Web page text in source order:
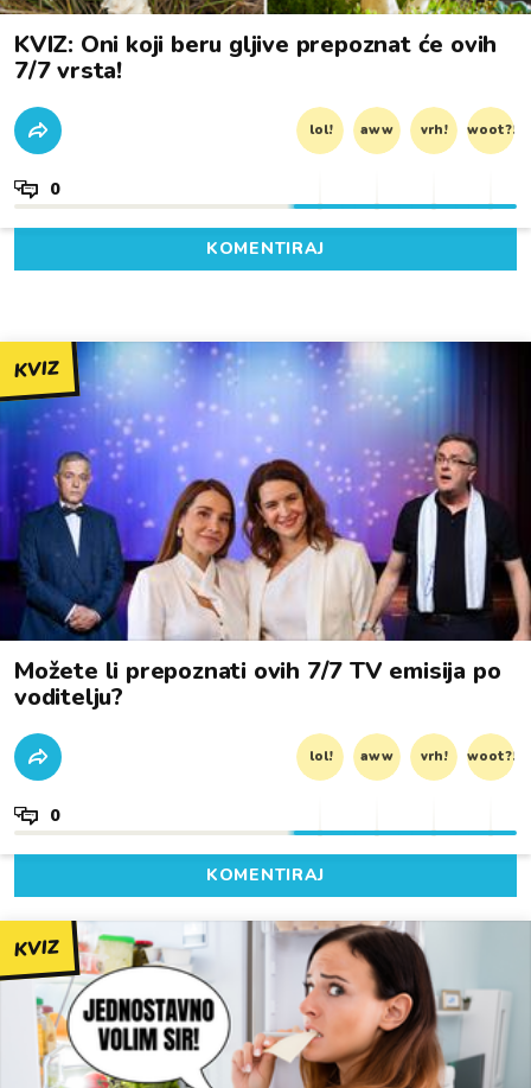
KVIZ: Oni koji beru gljive prepoznat će ovih
7/7 vrsta!
lol! aww vrh! woot?!
0
KOMENTIRAJ
KVIZ
Možete li prepoznati ovih 7/7 TV emisija po
voditelju?
lol! aww vrh! woot?!
0
KOMENTIRAJ
KVIZ